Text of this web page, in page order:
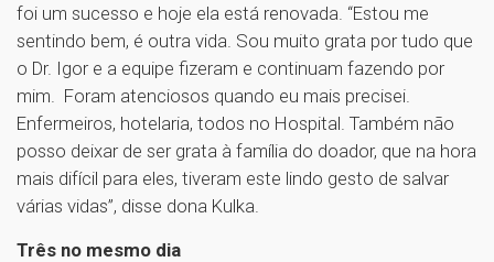
foi um sucesso e hoje ela está renovada. “Estou me
sentindo bem, é outra vida. Sou muito grata por tudo que
o Dr. Igor e a equipe fizeram e continuam fazendo por
mim. Foram atenciosos quando eu mais precisei.
Enfermeiros, hotelaria, todos no Hospital. Também não
posso deixar de ser grata à família do doador, que na hora
mais difícil para eles, tiveram este lindo gesto de salvar
várias vidas”, disse dona Kulka.
Três no mesmo dia